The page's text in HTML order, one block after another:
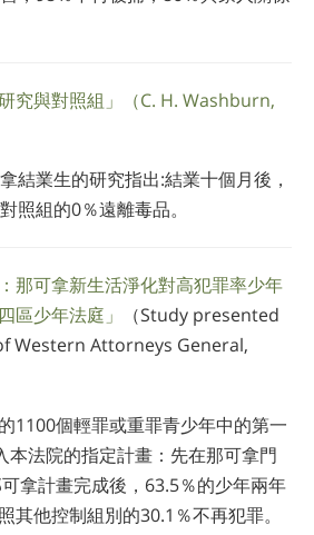
究與對照組」（C. H. Washburn,
結業生的研究指出:結業十個月後，
照組的0％遠離毒品。
那可拿新生活淨化對高犯罪率少年
區少年法庭」
（Study presented
Western Attorneys General,
1100個輕罪或重罪青少年中的第一
本法院的指定計畫：先在那可拿門
拿計畫完成後，63.5％的少年兩年
其他控制組別的30.1％不再犯罪。